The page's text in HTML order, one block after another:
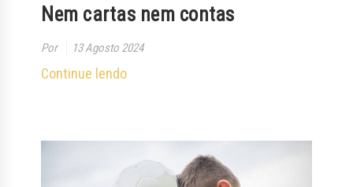
Nem cartas nem contas
Por 13 Agosto 2024
Continue lendo